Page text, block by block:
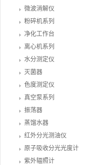
微波消解仪
粉碎机系列
净化工作台
离心机系列
水分测定仪
灭菌器
色度测定仪
真空泵系列
振荡器
蒸馏水器
红外分光测油仪
原子吸收分光光度计
紫外辐照计